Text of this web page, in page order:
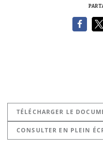
TÉLÉCHARGER LE
CONSULTER EN PLEIN